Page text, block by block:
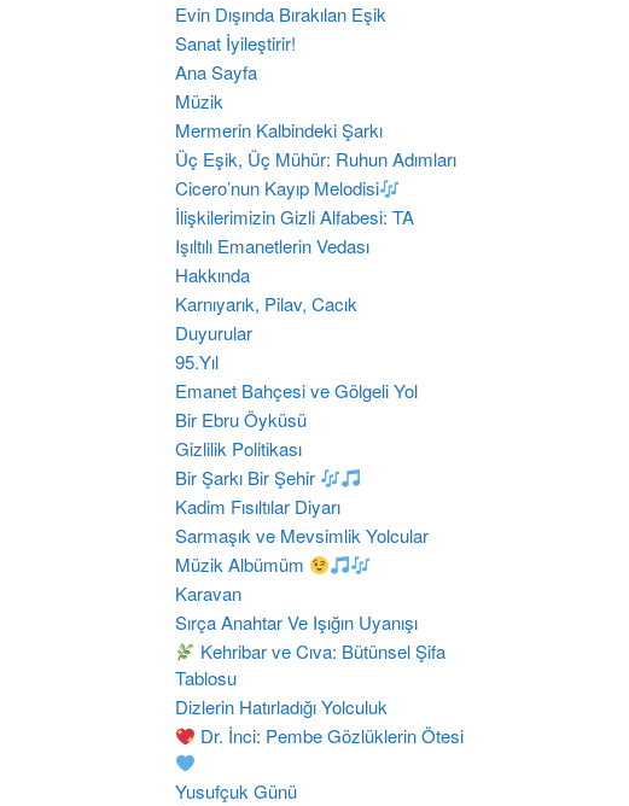
Evin Dışında Bırakılan Eşik
Sanat İyileştirir!
Ana Sayfa
Müzik
Mermerin Kalbindeki Şarkı
Üç Eşik, Üç Mühür: Ruhun Adımları
Cicero’nun Kayıp Melodisi
İlişkilerimizin Gizli Alfabesi: TA
​Işıltılı Emanetlerin Vedası
Hakkında
Karnıyarık, Pilav, Cacık
Duyurular
95.Yıl
Emanet Bahçesi ve Gölgeli Yol
Bir Ebru Öyküsü
Gizlilik Politikası
Bir Şarkı Bir Şehir
Kadim Fısıltılar Diyarı
Sarmaşık ve Mevsimlik Yolcular
Müzik Albümüm
Karavan
Sırça Anahtar Ve Işığın Uyanışı
Kehribar ve Cıva: Bütünsel Şifa
Tablosu
Dizlerin Hatırladığı Yolculuk
Dr. İnci: Pembe Gözlüklerin Ötesi
Yusufçuk Günü